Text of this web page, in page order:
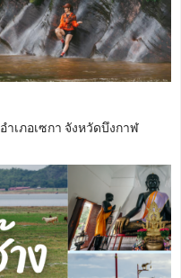
เภอเซกา จังหวัดบึงกาฬ